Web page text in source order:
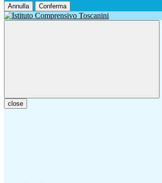
Annulla Conferma
close